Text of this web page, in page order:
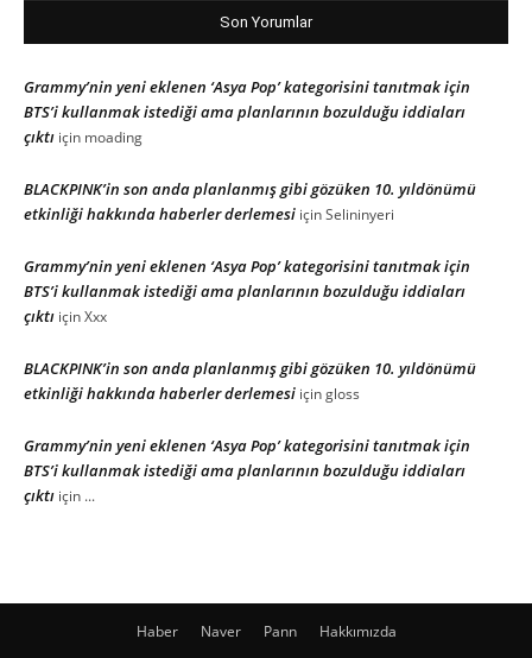
Son Yorumlar
Grammy’nin yeni eklenen ‘Asya Pop’ kategorisini tanıtmak için
BTS’i kullanmak istediği ama planlarının bozulduğu iddiaları
çıktı için moading
BLACKPINK’in son anda planlanmış gibi gözüken 10. yıldönümü
etkinliği hakkında haberler derlemesi içinSelininyeri
Grammy’nin yeni eklenen ‘Asya Pop’ kategorisini tanıtmak için
BTS’i kullanmak istediği ama planlarının bozulduğu iddiaları
çıktı içinXxx
BLACKPINK’in son anda planlanmış gibi gözüken 10. yıldönümü
etkinliği hakkında haberler derlemesi içingloss
Grammy’nin yeni eklenen ‘Asya Pop’ kategorisini tanıtmak için
BTS’i kullanmak istediği ama planlarının bozulduğu iddiaları
çıktı için ...
Haber Naver Pann Hakkımızda